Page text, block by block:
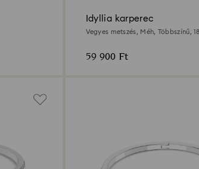
Idyllia karperec
Vegyes metszés, Méh, Többszínű,
59 900 Ft